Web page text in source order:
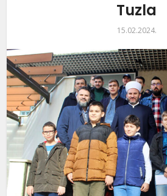
Tuzla
15.02.2024.